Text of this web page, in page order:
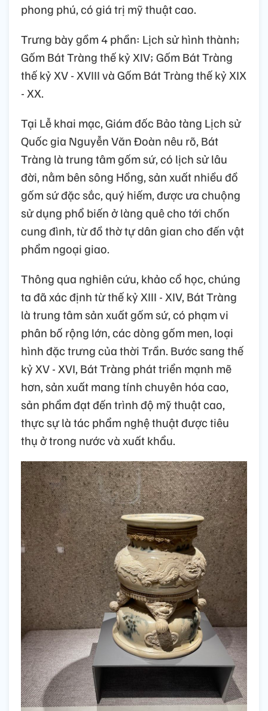
phong phú, có giá trị mỹ thuật cao.
Trưng bày gồm 4 phần: Lịch sử hình thành;
Gốm Bát Tràng thế kỷ XIV; Gốm Bát Tràng
thế kỷ XV - XVIII và Gốm Bát Tràng thế kỷ XIX
- XX.
Tại Lễ khai mạc, Giám đốc Bảo tàng Lịch sử
Quốc gia Nguyễn Văn Đoàn nêu rõ, Bát
Tràng là trung tâm gốm sứ, có lịch sử lâu
đời, nằm bên sông Hồng, sản xuất nhiều đồ
gốm sứ đặc sắc, quý hiếm, được ưa chuộng
sử dụng phổ biến ở làng quê cho tới chốn
cung đình, từ đồ thờ tự dân gian cho đến vật
phẩm ngoại giao.
Thông qua nghiên cứu, khảo cổ học, chúng
ta đã xác định từ thế kỷ XIII - XIV, Bát Tràng
là trung tâm sản xuất gốm sứ, có phạm vi
phân bố rộng lớn, các dòng gốm men, loại
hình đặc trưng của thời Trần. Bước sang thế
kỷ XV - XVI, Bát Tràng phát triển mạnh mẽ
hơn, sản xuất mang tính chuyên hóa cao,
sản phẩm đạt đến trình độ mỹ thuật cao,
thực sự là tác phẩm nghệ thuật được tiêu
thụ ở trong nước và xuất khẩu.